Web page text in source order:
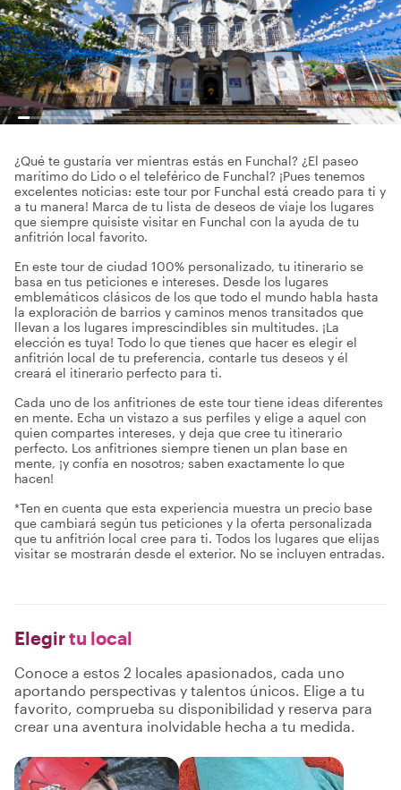
¿Qué te gustaría ver mientras estás en Funchal? ¿El paseo
marítimo do Lido o el teleférico de Funchal? ¡Pues tenemos
excelentes noticias: este tour por Funchal está creado para ti y
a tu manera! Marca de tu lista de deseos de viaje los lugares
que siempre quisiste visitar en Funchal con la ayuda de tu
anfitrión local favorito.
En este tour de ciudad 100% personalizado, tu itinerario se
basa en tus peticiones e intereses. Desde los lugares
emblemáticos clásicos de los que todo el mundo habla hasta
la exploración de barrios y caminos menos transitados que
llevan a los lugares imprescindibles sin multitudes. ¡La
elección es tuya! Todo lo que tienes que hacer es elegir el
anfitrión local de tu preferencia, contarle tus deseos y él
creará el itinerario perfecto para ti.
Cada uno de los anfitriones de este tour tiene ideas diferentes
en mente. Echa un vistazo a sus perfiles y elige a aquel con
quien compartes intereses, y deja que cree tu itinerario
perfecto. Los anfitriones siempre tienen un plan base en
mente, ¡y confía en nosotros; saben exactamente lo que
hacen!
*Ten en cuenta que esta experiencia muestra un precio base
que cambiará según tus peticiones y la oferta personalizada
que tu anfitrión local cree para ti. Todos los lugares que elijas
visitar se mostrarán desde el exterior. No se incluyen entradas.
Elegirtu local
Conoce a estos 2 locales apasionados, cada uno
aportando perspectivas y talentos únicos. Elige a tu
favorito, comprueba su disponibilidad y reserva para
crear una aventura inolvidable hecha a tu medida.